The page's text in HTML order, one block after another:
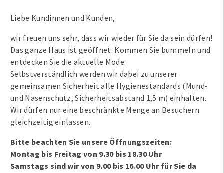
Liebe Kundinnen und Kunden,
wir freuen uns sehr, dass wir wieder für Sie da sein dürfen!
Das ganze Haus ist geöffnet. Kommen Sie bummeln und
entdecken Sie die aktuelle Mode.
Selbstverständlich werden wir dabei zu unserer
gemeinsamen Sicherheit alle Hygienestandards (Mund-
und Nasenschutz, Sicherheitsabstand 1,5 m) einhalten.
Wir dürfen nur eine beschränkte Menge an Besuchern
gleichzeitig einlassen.
Bitte beachten Sie unsere Öffnungszeiten:
Montag bis Freitag von 9.30 bis 18.30 Uhr
Samstags sind wir von 9.00 bis 16.00 Uhr für Sie da